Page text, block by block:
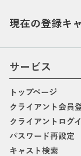
現在の登録キ
サービス
トップページ
クライアント会員
クライアントログ
パスワード再設定
キャスト検索